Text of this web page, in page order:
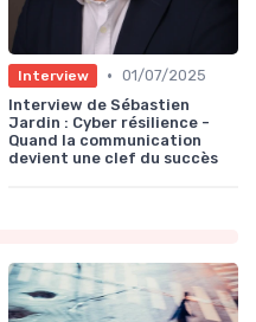
Interview • 01/07/2025
Interview de Sébastien
Jardin : Cyber résilience -
Quand la communication
devient une clef du succès